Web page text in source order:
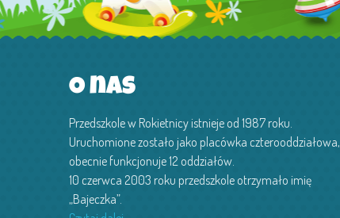
O nas
Przedszkole w Rokietnicy istnieje od 1987 roku.
Uruchomione zostało jako placówka czterooddziałowa,
obecnie funkcjonuje 12 oddziałów.
10 czerwca 2003 roku przedszkole otrzymało imię
„Bajeczka”.